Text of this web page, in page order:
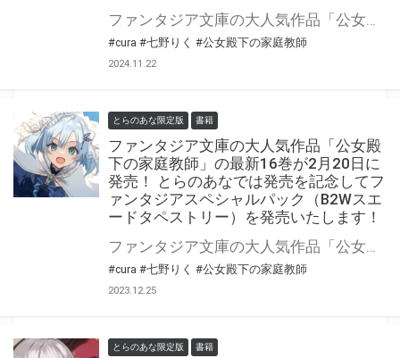
#cura #七野りく #公女殿下の家庭教師
2024.11.22
とらのあな限定版 書籍
ファンタジア文庫の大人気作品「公女殿
下の家庭教師」の最新16巻が2月20日に
発売！ とらのあなでは発売を記念してフ
ァンタジアスペシャルパック（B2Wスエ
ードタペストリー）を発売いたします！
#cura #七野りく #公女殿下の家庭教師
2023.12.25
とらのあな限定版 書籍